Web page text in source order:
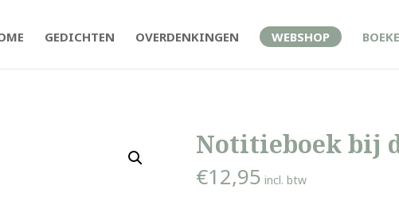
GEDICHTEN OVERDENKINGEN WEBSHOP
Notitieboek bij
€12,95 incl. btw